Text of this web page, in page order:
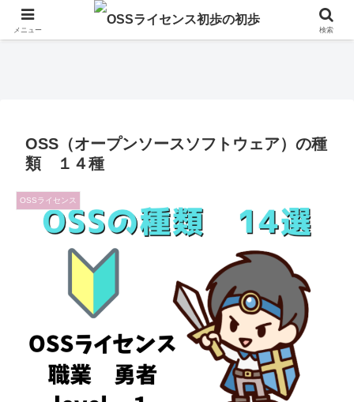
OSS（オープンソースソフトウェア）の種
類 １４種
OSSライセンス
メニュー 検索